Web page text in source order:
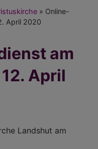
Online-
April 2020
am
April
Landshut am